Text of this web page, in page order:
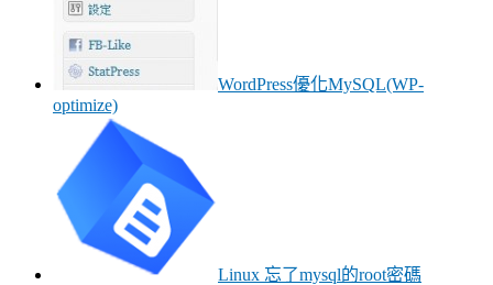
WordPress優化MySQL(WP-
optimize)
Linux 忘了mysql的root密碼